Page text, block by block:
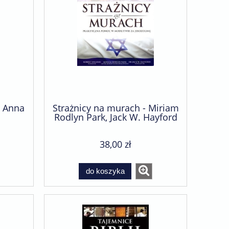
Strażnicy na murach - Miriam
Rodlyn Park, Jack W. Hayford
38,00 zł
do koszyka